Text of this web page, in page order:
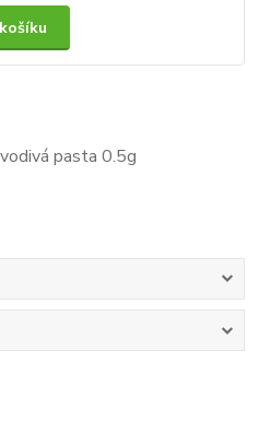
pasta 0.5g